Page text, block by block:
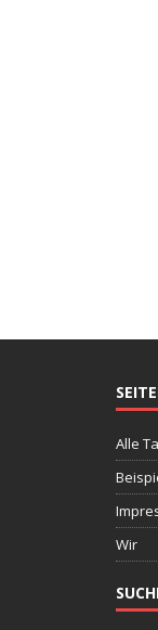
Alle
Wir